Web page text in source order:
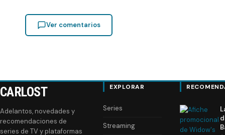
Ver comentarios
CARLOST
Adelantos, novedades y
recomendaciones de
series de TV y plataformas
EXPLORAR
Series
Streaming